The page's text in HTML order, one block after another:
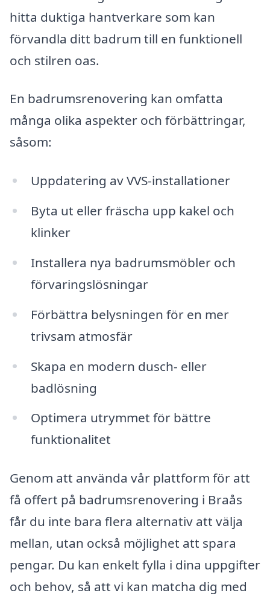
hitta duktiga hantverkare som kan
förvandla ditt badrum till en funktionell
och stilren oas.
En badrumsrenovering kan omfatta
många olika aspekter och förbättringar,
såsom:
Uppdatering av VVS-installationer
Byta ut eller fräscha upp kakel och
klinker
Installera nya badrumsmöbler och
förvaringslösningar
Förbättra belysningen för en mer
trivsam atmosfär
Skapa en modern dusch- eller
badlösning
Optimera utrymmet för bättre
funktionalitet
Genom att använda vår plattform för att
få offert på badrumsrenovering i Braås
får du inte bara flera alternativ att välja
mellan, utan också möjlighet att spara
pengar. Du kan enkelt fylla i dina uppgifter
och behov, så att vi kan matcha dig med